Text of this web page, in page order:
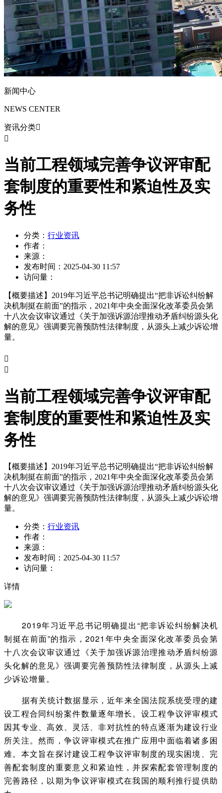
新闻中心
NEWS CENTER
资讯分类

当前工程领域完善争议评审配
套制度的重要性和紧迫性及实
务性
分类： 行业资讯
作者：
来源：
发布时间： 2025-04-30 11:57
访问量：
【概要描述】 2019年习近平总书记明确提出“把非诉讼纠纷解
决机制挺在前面”的指示，2021年中央全面深化改革委员会第
十八次会议审议通过《关于加强诉源治理推动矛盾纠纷源头化
解的意见》强调要完善预防性法律制度，从源头上减少诉讼增
量。


当前工程领域完善争议评审配
套制度的重要性和紧迫性及实
务性
【概要描述】 2019年习近平总书记明确提出“把非诉讼纠纷解
决机制挺在前面”的指示，2021年中央全面深化改革委员会第
十八次会议审议通过《关于加强诉源治理推动矛盾纠纷源头化
解的意见》强调要完善预防性法律制度，从源头上减少诉讼增
量。
分类： 行业资讯
作者：
来源：
发布时间： 2025-04-30 11:57
访问量：
详情
2019年习近平总书记明确提出“把非诉讼纠纷解决机
制挺在前面”的指示，2021年中央全面深化改革委员会第
十八次会议审议通过《关于加强诉源治理推动矛盾纠纷源
头化解的意见》强调要完善预防性法律制度，从源头上减
少诉讼增量。
据有关统计数据显示，近年来全国法院系统受理的建
设工程合同纠纷案件数量逐年增长。设工程争议评审模式
因其专业、高效、灵活、非对抗性的特点逐渐为建设行业
所关注。然而，争议评审模式在推广应用中面临着诸多困
难。本文旨在探讨建设工程争议评审制度的现实困境、完
善配套制度的重要意义和紧迫性，并探索配套管理制度的
完善路径，以期为争议评审模式在我国的顺利推行提供助